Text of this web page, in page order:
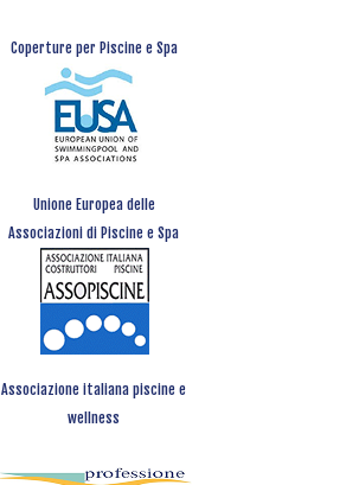
Coperture per Piscine e Spa
Unione Europea delle
Associazioni di Piscine e Spa
Associazione italiana piscine e
wellness